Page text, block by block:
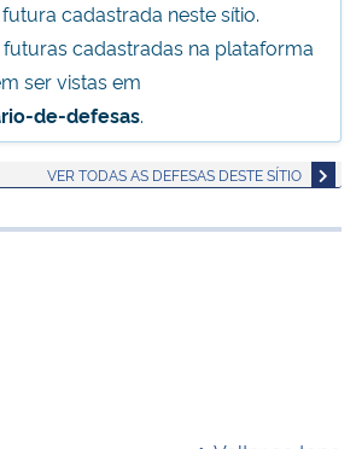
e Abastecimento
cadastrada neste sítio.
futuras cadastradas na plataforma
ser vistas em
de-defesas.
VER TODAS AS DEFESAS DESTE SÍTIO